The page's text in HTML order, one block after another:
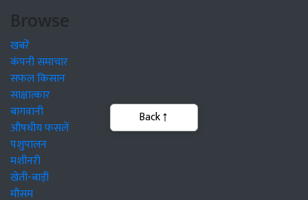
Browse
खबरें
कंपनी समाचार
सफल किसान
साक्षात्कार
बागवानी
औषधीय फसलें
पशुपालन
मशीनरी
खेती-बाड़ी
मौसम